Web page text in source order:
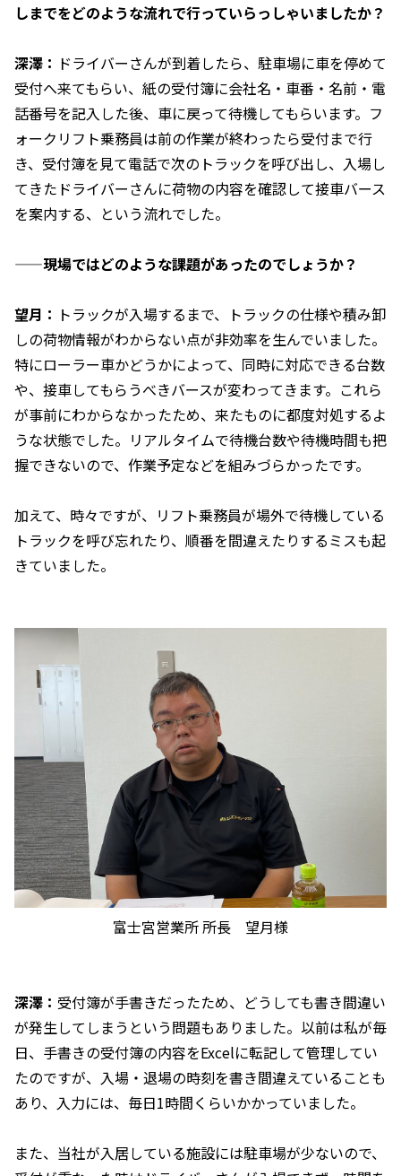
しまでをどのような流れで行っていらっしゃいましたか？
深澤： ドライバーさんが到着したら、駐車場に車を停めて
受付へ来てもらい、紙の受付簿に会社名・車番・名前・電
話番号を記入した後、車に戻って待機してもらいます。フ
ォークリフト乗務員は前の作業が終わったら受付まで行
き、受付簿を見て電話で次のトラックを呼び出し、入場し
てきたドライバーさんに荷物の内容を確認して接車バース
を案内する、という流れでした。
——現場ではどのような課題があったのでしょうか？
望月： トラックが入場するまで、トラックの仕様や積み卸
しの荷物情報がわからない点が非効率を生んでいました。
特にローラー車かどうかによって、同時に対応できる台数
や、接車してもらうべきバースが変わってきます。これら
が事前にわからなかったため、来たものに都度対処するよ
うな状態でした。リアルタイムで待機台数や待機時間も把
握できないので、作業予定などを組みづらかったです。
加えて、時々ですが、リフト乗務員が場外で待機している
トラックを呼び忘れたり、順番を間違えたりするミスも起
きていました。
富士宮営業所 所長 望月様
深澤： 受付簿が手書きだったため、どうしても書き間違い
が発生してしまうという問題もありました。以前は私が毎
日、手書きの受付簿の内容をExcelに転記して管理してい
たのですが、入場・退場の時刻を書き間違えていることも
あり、入力には、毎日1時間くらいかかっていました。
また、当社が入居している施設には駐車場が少ないので、